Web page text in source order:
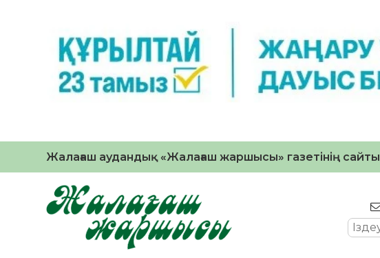
Жалағаш аудандық «Жалағаш жаршысы» газетінің сайты